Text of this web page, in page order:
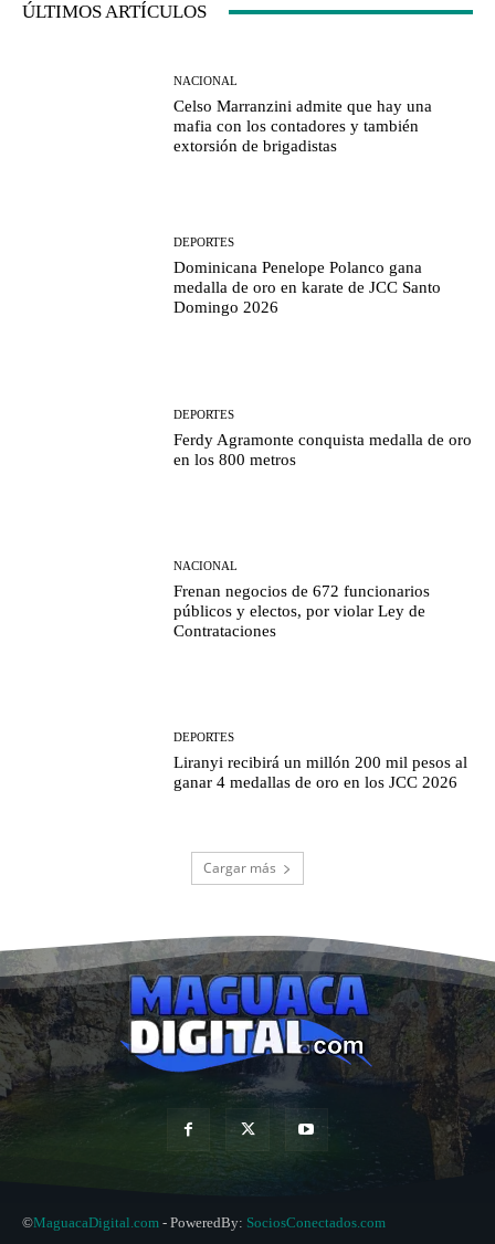
ÚLTIMOS ARTÍCULOS
NACIONAL
Celso Marranzini admite que hay una
mafia con los contadores y también
extorsión de brigadistas
DEPORTES
Dominicana Penelope Polanco gana
medalla de oro en karate de JCC Santo
Domingo 2026
DEPORTES
Ferdy Agramonte conquista medalla de oro
en los 800 metros
NACIONAL
Frenan negocios de 672 funcionarios
públicos y electos, por violar Ley de
Contrataciones
DEPORTES
Liranyi recibirá un millón 200 mil pesos al
ganar 4 medallas de oro en los JCC 2026
Cargar más
©MaguacaDigital.com - PoweredBy: SociosConectados.com